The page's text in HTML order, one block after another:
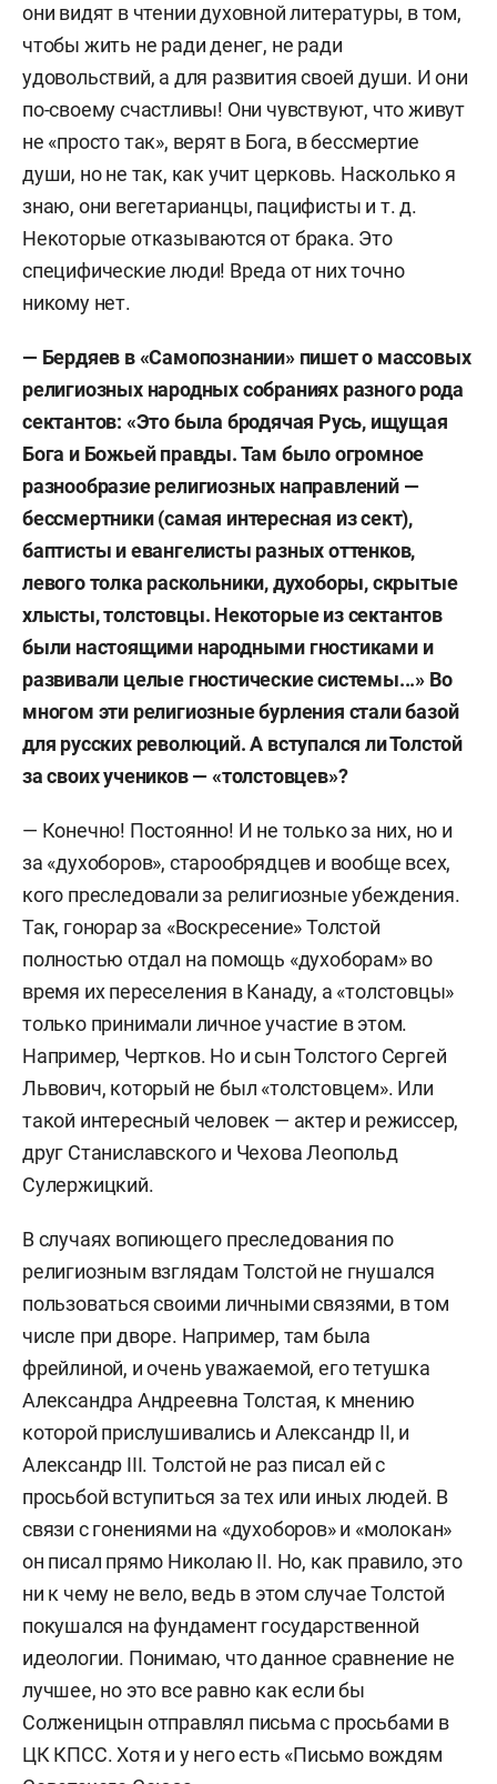
они видят в чтении духовной литературы, в том,
чтобы жить не ради денег, не ради
удовольствий, а для развития своей души. И они
по-своему счастливы! Они чувствуют, что живут
не «просто так», верят в Бога, в бессмертие
души, но не так, как учит церковь. Насколько я
знаю, они вегетарианцы, пацифисты и т. д.
Некоторые отказываются от брака. Это
специфические люди! Вреда от них точно
никому нет.
— Бердяев в «Самопознании» пишет о массовых
религиозных народных собраниях разного рода
сектантов: «Это была бродячая Русь, ищущая
Бога и Божьей правды. Там было огромное
разнообразие религиозных направлений —
бессмертники (самая интересная из сект),
баптисты и евангелисты разных оттенков,
левого толка раскольники, духоборы, скрытые
хлысты, толстовцы. Некоторые из сектантов
были настоящими народными гностиками и
развивали целые гностические системы...» Во
многом эти религиозные бурления стали базой
для русских революций. А вступался ли Толстой
за своих учеников — «толстовцев»?
— Конечно! Постоянно! И не только за них, но и
за «духоборов», старообрядцев и вообще всех,
кого преследовали за религиозные убеждения.
Так, гонорар за «Воскресение» Толстой
полностью отдал на помощь «духоборам» во
время их переселения в Канаду, а «толстовцы»
только принимали личное участие в этом.
Например, Чертков. Но и сын Толстого Сергей
Львович, который не был «толстовцем». Или
такой интересный человек — актер и режиссер,
друг Станиславского и Чехова Леопольд
Сулержицкий.
В случаях вопиющего преследования по
религиозным взглядам Толстой не гнушался
пользоваться своими личными связями, в том
числе при дворе. Например, там была
фрейлиной, и очень уважаемой, его тетушка
Александра Андреевна Толстая, к мнению
которой прислушивались и Александр II, и
Александр III. Толстой не раз писал ей с
просьбой вступиться за тех или иных людей. В
связи с гонениями на «духоборов» и «молокан»
он писал прямо Николаю II. Но, как правило, это
ни к чему не вело, ведь в этом случае Толстой
покушался на фундамент государственной
идеологии. Понимаю, что данное сравнение не
лучшее, но это все равно как если бы
Солженицын отправлял письма с просьбами в
ЦК КПСС. Хотя и у него есть «Письмо вождям